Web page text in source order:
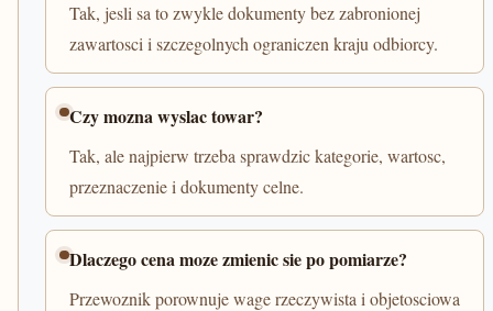
Tak, jesli sa to zwykle dokumenty bez zabronionej
zawartosci i szczegolnych ograniczen kraju odbiorcy.
Czy mozna wyslac towar?
Tak, ale najpierw trzeba sprawdzic kategorie, wartosc,
przeznaczenie i dokumenty celne.
Dlaczego cena moze zmienic sie po pomiarze?
Przewoznik porownuje wage rzeczywista i objetosciowa